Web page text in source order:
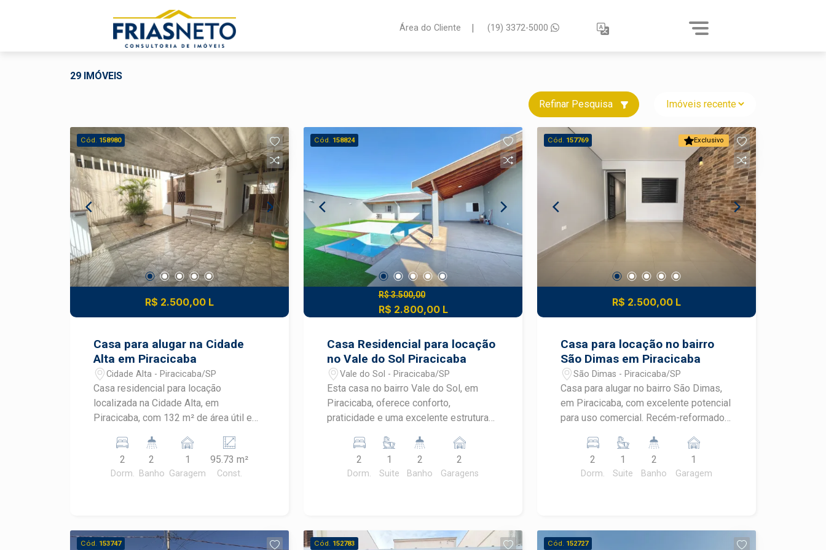
Área do Cliente | (19) 3372-5000
29 IMÓVEIS
Refinar Pesquisa
Cód. 158980
R$ 2.500,00 L
Casa para alugar na Cidade
Alta em Piracicaba
Cidade Alta - Piracicaba/SP
Casa residencial para locação
localizada na Cidade Alta, em
Piracicaba, com 132 m² de área útil e
possui dois dormitórios, quintal,
churrasqueira e armários, oferecendo
praticidade em localização estratégica.
Cozinha - Armários - Quintal -
2
Dorm.
2
Banho
1
Garagem
95.73 m²
Const.
Cód. 158824
R$ 3.500,00
R$ 2.800,00 L
Casa Residencial para locação
no Vale do Sol Piracicaba
Vale do Sol - Piracicaba/SP
Esta casa no bairro Vale do Sol, em
Piracicaba, oferece conforto,
praticidade e uma excelente estrutura
ambientes funcionais, área de lazer
privativa e fácil acesso aos principais
serviços da região, é uma ótima opção
dormitórios, sendo 1 suíte - Sala de
2
Dorm.
1
Suite
2
Banho
2
Garagens
Exclusivo
Cód. 157769
R$ 2.500,00 L
Casa para locação no bairro
São Dimas em Piracicaba
São Dimas - Piracicaba/SP
Casa para alugar no bairro São Dimas,
em Piracicaba, com excelente potencial
para uso comercial. Recém-reformado,
e uma localização estratégica em um
dos bairros mais valorizados de
Piracicaba, ideal para empresas que
- 2 salas, sendo 1 com banheiro
2
Dorm.
1
Suite
2
Banho
1
Garagem
Cód. 153747 Cód. 152783 Cód. 152727